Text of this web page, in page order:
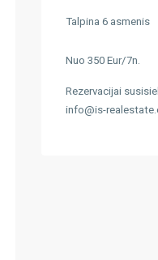
Talpina 6 asmenis
Nuo 350 Eur/7n.
Rezervacijai
info@is-